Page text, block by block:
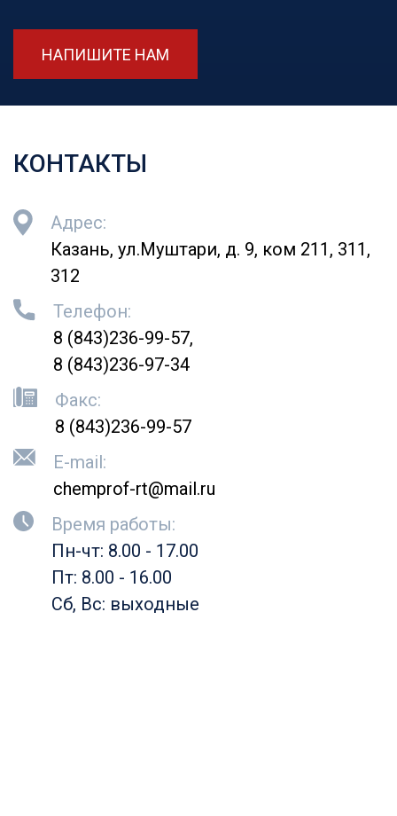
НАПИШИТЕ НАМ
КОНТАКТЫ
Адрес:
Казань, ул.Муштари, д. 9, ком 211, 311,
312
Телефон:
8 (843)236-99-57
8 (843)236-97-34
Факс:
8 (843)236-99-57
E-mail:
chemprof-rt@mail.ru
Время работы:
Пн-чт: 8.00 - 17.00
Пт: 8.00 - 16.00
Сб, Вс: выходные